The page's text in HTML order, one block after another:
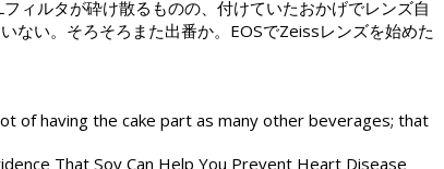
ィルタが砕け散るものの、付けていたおかげでレンズ自
ない。そろそろまた出番か。EOSでZeissレンズを始めた
of having the cake part as many other beverages; that
That Soy Can Help You Prevent Heart Disease